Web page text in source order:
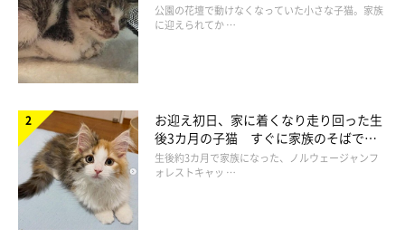
と“姉妹”のような関係に
公園の花壇で動けなくなっていた小さな子猫。家族
に迎えられてか …
お迎え初日、家に着くなり走り回った生
後3カ月の子猫 すぐに家族のそばで落
ち着く姿に「迎えてよかった」
生後約3カ月で家族になった、ノルウェージャンフ
ォレストキャッ …